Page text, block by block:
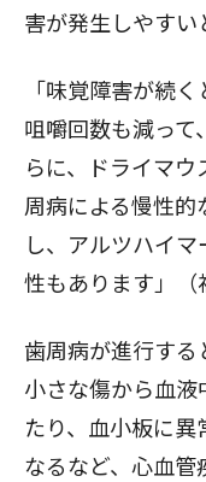
害が発生しやすい
「味覚障害が続
咀嚼回数も減って
らに、ドライマ
周病による慢性
し、アルツハイ
性もあります」（
歯周病が進行す
小さな傷から血
たり、血小板に異
なるなど、心血